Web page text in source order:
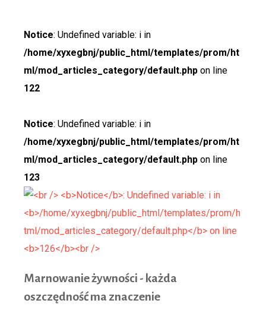
Notice: Undefined variable: i in
/home/xyxegbnj/public_html/templates/prom/ht
ml/mod_articles_category/default.php on line
122
Notice: Undefined variable: i in
/home/xyxegbnj/public_html/templates/prom/ht
ml/mod_articles_category/default.php on line
123
Marnowanie żywności - każda
oszczędność ma znaczenie